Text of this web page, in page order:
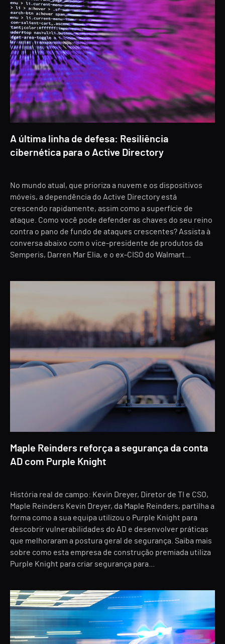
A última linha de defesa: Resiliência
cibernética para o Active Directory
No mundo atual, que prioriza a nuvem e os dispositivos
móveis, a dependência do Active Directory está
crescendo rapidamente, assim como a superfície de
ataque. Como você pode defender as chaves do seu reino
contra o pano de fundo de ataques crescentes? Assista à
conversa abaixo com o vice-presidente de produtos da
Semperis, Darren Mar Elia, e o ex-CISO do Walmart...
Maple Reinders reforça a segurança da conta
AD com Purple Knight
História real de campo: Kevin Dreyer, Diretor de TI e CSO,
Maple Reinders Kevin Dreyer, da Maple Reinders, partilha a
forma como a sua equipa utilizou o Purple Knight para
descobrir vulnerabilidades do AD e desenvolver práticas
que melhoraram a postura geral de segurança. Saiba mais
sobre como esta empresa de construção premiada utiliza
Purple Knight para criar segurança para...